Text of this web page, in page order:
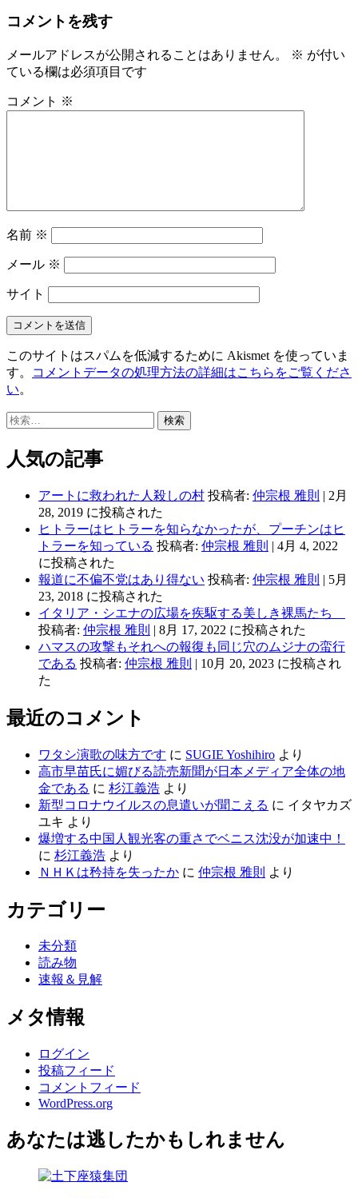
コメントを残す
メールアドレスが公開されることはありません。 ※ が付い
ている欄は必須項目です
コメント ※
名前 ※
メール ※
サイト
このサイトはスパムを低減するために Akismet を使っていま
す。
コメントデータの処理方法の詳細はこちらをご覧くださ
い。
検
人気の記事
アートに救われた人殺しの村 投稿者: 仲宗根 雅則 | 2月
28, 2019 に投稿された
ヒトラーはヒトラーを知らなかったが、プーチンはヒ
トラーを知っている 投稿者: 仲宗根 雅則 | 4月 4, 2022
に投稿された
報道に不偏不党はあり得ない 投稿者: 仲宗根 雅則 | 5月
23, 2018 に投稿された
イタリア・シエナの広場を疾駆する美しき裸馬たち
投稿者: 仲宗根 雅則 | 8月 17, 2022 に投稿された
ハマスの攻撃もそれへの報復も同じ穴のムジナの蛮行
である 投稿者: 仲宗根 雅則 | 10月 20, 2023 に投稿され
た
最近のコメント
ワタシ演歌の味方です に SUGIE Yoshihiro より
高市早苗氏に媚びる読売新聞が日本メディア全体の地
金である に 杉江義浩 より
新型コロナウイルスの息遣いが聞こえる に イタヤカズ
ユキ より
爆増する中国人観光客の重さでベニス沈没が加速中！
に 杉江義浩 より
ＮＨＫは矜持を失ったか に 仲宗根 雅則 より
カテゴリー
未分類
読み物
速報＆見解
メタ情報
ログイン
投稿フィード
コメントフィード
WordPress.org
あなたは逃したかもしれません